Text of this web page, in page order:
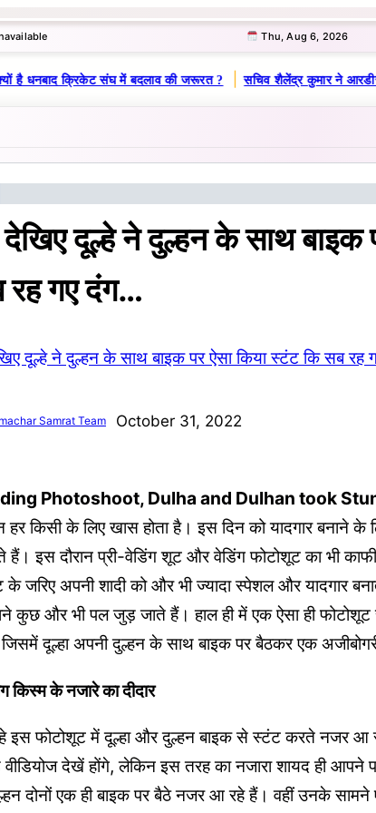
Thu, Aug 6, 2026
है धनबाद क्रिकेट संघ में बदलाव की जरूरत ? | सचिव शैलेंद्र कुमार ने
दूल्हे ने दुल्हन के साथ बाइक
रह गए दंग…
Samrat Team October 31, 2022
Photoshoot, Dulha and Dulhan took
हर किसी के लिए खास होता है। इस दिन को यादगार
हैं। इस दौरान प्री-वेडिंग शूट और वेडिंग फोटोशूट का भी
जरिए अपनी शादी को और भी ज्यादा स्पेशल और यादगार
कुछ और भी पल जुड़ जाते हैं। हाल ही में एक ऐसा ही फोटोशूट
दूल्हा अपनी दुल्हन के साथ बाइक पर बैठकर एक
के नजारे का दीदार
इस फोटोशूट में दूल्हा और दुल्हन बाइक से स्टंट करते
देखें होंगे, लेकिन इस तरह का नजारा शायद ही आपने
दोनों एक ही बाइक पर बैठे नजर आ रहे हैं। वहीं उनके सामने